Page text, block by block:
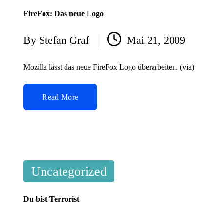
FireFox: Das neue Logo
Posted
by
By Stefan Graf Mai 21, 2009
Mozilla lässt das neue FireFox Logo überarbeiten. (via)
Read More
Posted
in
Uncategorized
Du bist Terrorist